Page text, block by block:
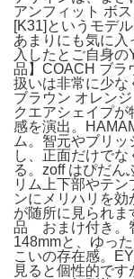
アンフィット ボ
[K31]というモデ
あまりにも気に
入したとご自身
品】COACH ブラ
扱いは非常に少な
ブラウン オレン
クエアシェイプ
感を演出。
ム。智元やブリ
し、正面だけで
る。zoff はぴだん
リム上下部やテ
ンにメリハリを効
が随所に見られ
品 おまけ付き。
148mmと、ゆっ
こいの存在感。
見ると個性的で